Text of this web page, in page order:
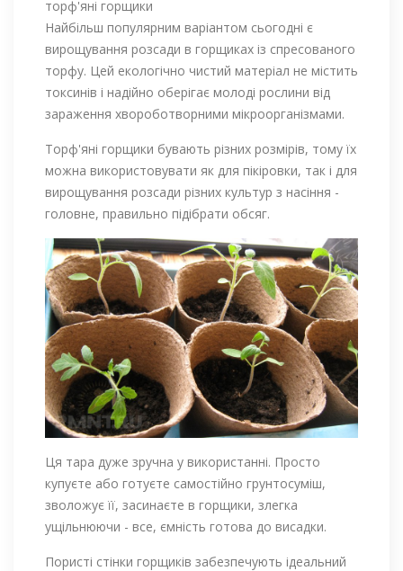
торф'яні горщики
Найбільш популярним варіантом сьогодні є
вирощування розсади в горщиках із спресованого
торфу. Цей екологічно чистий матеріал не містить
токсинів і надійно оберігає молоді рослини від
зараження хвороботворними мікроорганізмами.
Торф'яні горщики бувають різних розмірів, тому їх
можна використовувати як для пікіровки, так і для
вирощування розсади різних культур з насіння -
головне, правильно підібрати обсяг.
Ця тара дуже зручна у використанні. Просто
купуєте або готуєте самостійно грунтосуміш,
зволожує її, засинаєте в горщики, злегка
ущільнюючи - все, ємність готова до висадки.
Пористі стінки горщиків забезпечують ідеальний